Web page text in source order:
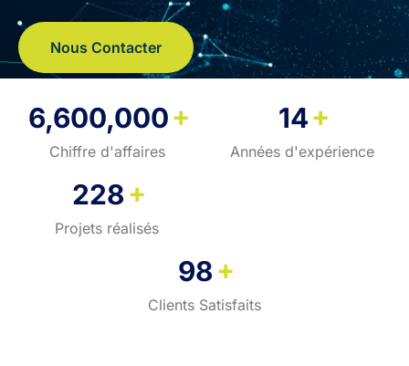
Nous Contacter
6,600,000+
Chiffre d'affaires
14+
Années d'expérience
228+
Projets réalisés
98+
Clients Satisfaits